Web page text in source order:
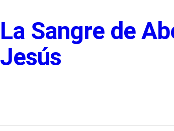
La Sangre de
Jesús